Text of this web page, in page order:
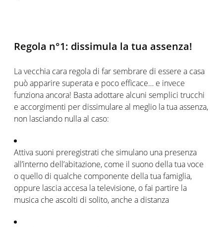
Regola n°1: dissimula la tua assenza!
La vecchia cara regola di far sembrare di essere a casa
può apparire superata e poco efficace… e invece
funziona ancora! Basta adottare alcuni semplici trucchi
e accorgimenti per dissimulare al meglio la tua assenza,
non lasciando nulla al caso:
Attiva suoni preregistrati che simulano una presenza
all’interno dell’abitazione, come il suono della tua voce
o quello di qualche componente della tua famiglia,
oppure lascia accesa la televisione, o fai partire la
musica che ascolti di solito, anche a distanza